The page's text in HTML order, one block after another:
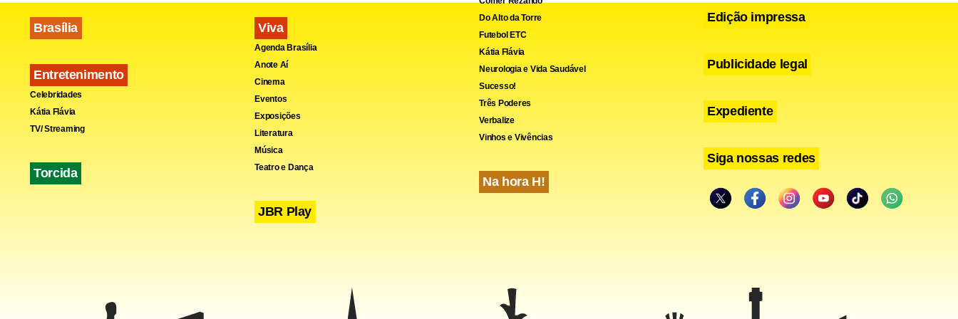
liberal Nós Somos a Igreja. Em 2004, foram ordenados 112 padres, mas 311 morreram,
Brasília
Entretenimento
Celebridades
Kátia Flávia
TV/ Streaming
Torcida
Viva
Agenda Brasília
Anote Aí
Cinema
Eventos
Exposições
Literatura
Música
Teatro e Dança
JBR Play
Do Alto da Torre
Futebol ETC
Kátia Flávia
Neurologia e Vida Saudável
Sucesso!
Três Poderes
Verbalize
Vinhos e Vivências
Na hora H!
Edição impressa
Publicidade legal
Expediente
Siga nossas redes